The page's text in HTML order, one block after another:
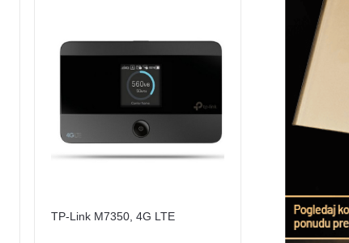
TP-Link M7350, 4G LTE